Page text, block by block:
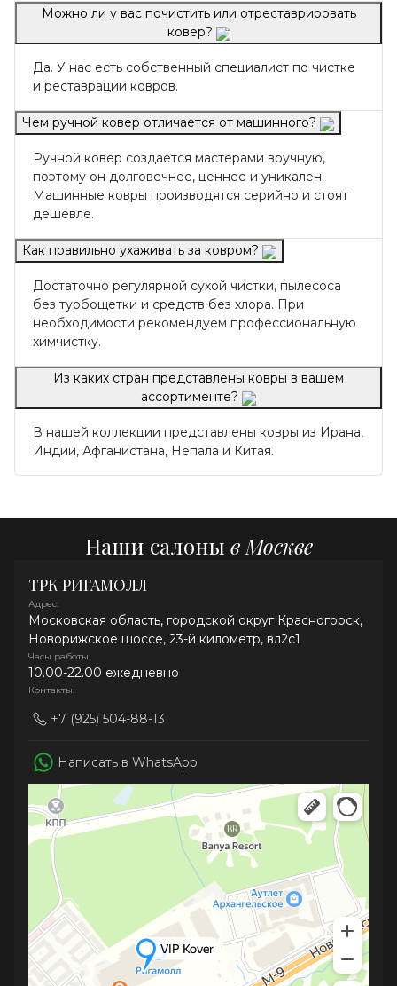
Можно ли у вас почистить или отреставрировать
ковер?
Да. У нас есть собственный специалист по чистке
и реставрации ковров.
Чем ручной ковер отличается от машинного?
Ручной ковер создается мастерами вручную,
поэтому он долговечнее, ценнее и уникален.
Машинные ковры производятся серийно и стоят
дешевле.
Как правильно ухаживать за ковром?
Достаточно регулярной сухой чистки, пылесоса
без турбощетки и средств без хлора. При
необходимости рекомендуем профессиональную
химчистку.
Из каких стран представлены ковры в вашем
ассортименте?
В нашей коллекции представлены ковры из Ирана,
Индии, Афганистана, Непала и Китая.
Наши салоны в Москве
ТРК РИГАМОЛЛ
Адрес:
Московская область, городской округ Красногорск,
Новорижское шоссе, 23-й километр, вл2с1
Часы работы:
10.00-22.00 ежедневно
Контакты:
+7 (925) 504-88-13
Написать в WhatsApp